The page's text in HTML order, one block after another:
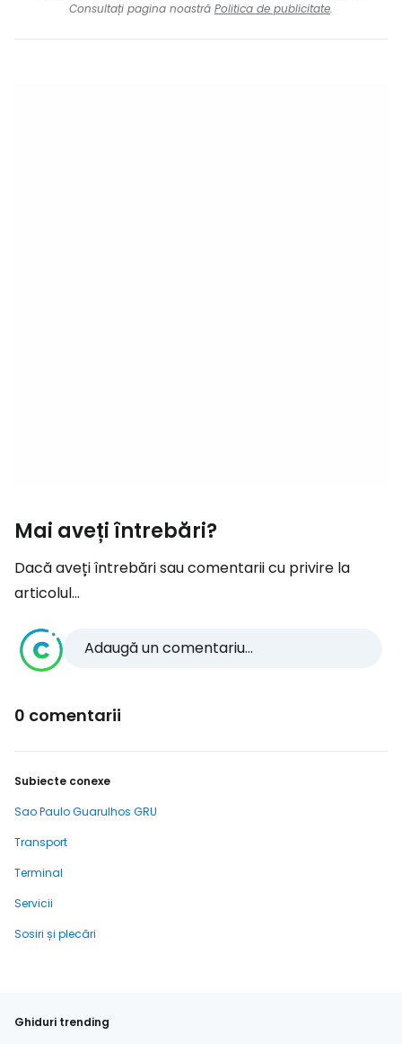
Consultați pagina noastră Politica de publicitate.
Mai aveți întrebări?
Dacă aveți întrebări sau comentarii cu privire la
articolul...
Adaugă un comentariu...
0 comentarii
Subiecte conexe
Sao Paulo Guarulhos GRU
Transport
Terminal
Servicii
Sosiri și plecări
Ghiduri trending